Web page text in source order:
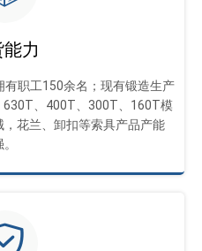
力
职工150余名；现有锻造生产
、400T、300T、160T模
花兰、卸扣等索具产品产能